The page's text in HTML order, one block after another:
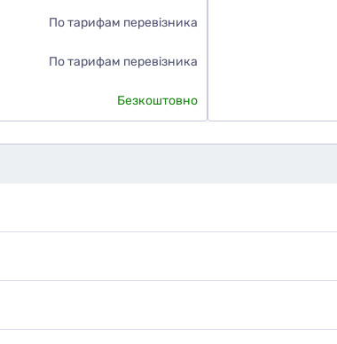
По тарифам перевізника
По тарифам перевізника
Безкоштовно